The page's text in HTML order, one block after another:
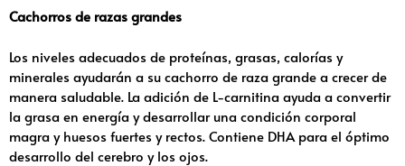
Cachorros de razas grandes
Los niveles adecuados de proteínas, grasas, calorías y
minerales ayudarán a su cachorro de raza grande a crecer de
manera saludable. La adición de L-carnitina ayuda a convertir
la grasa en energía y desarrollar una condición corporal
magra y huesos fuertes y rectos. Contiene DHA para el óptimo
desarrollo del cerebro y los ojos.